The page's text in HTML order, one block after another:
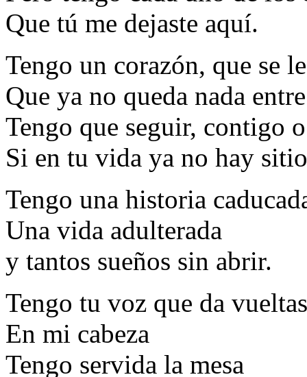
Que tú me dejaste aquí.
Tengo un corazón, que se
Que ya no queda nada
Tengo que seguir, contigo
Si en tu vida ya no hay
Tengo una historia
Una vida adulterada
y tantos sueños sin abrir.
Tengo tu voz que da vueltas
En mi cabeza
Tengo servida la mesa